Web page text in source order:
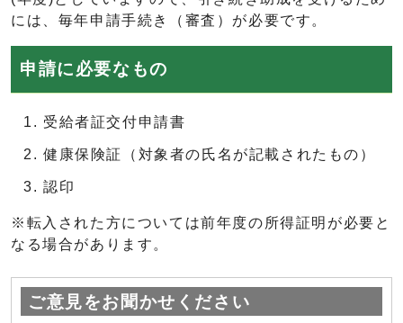
には、毎年申請手続き（審査）が必要です。
申請に必要なもの
受給者証交付申請書
健康保険証（対象者の氏名が記載されたもの）
認印
※転入された方については前年度の所得証明が必要と
なる場合があります。
ご意見をお聞かせください